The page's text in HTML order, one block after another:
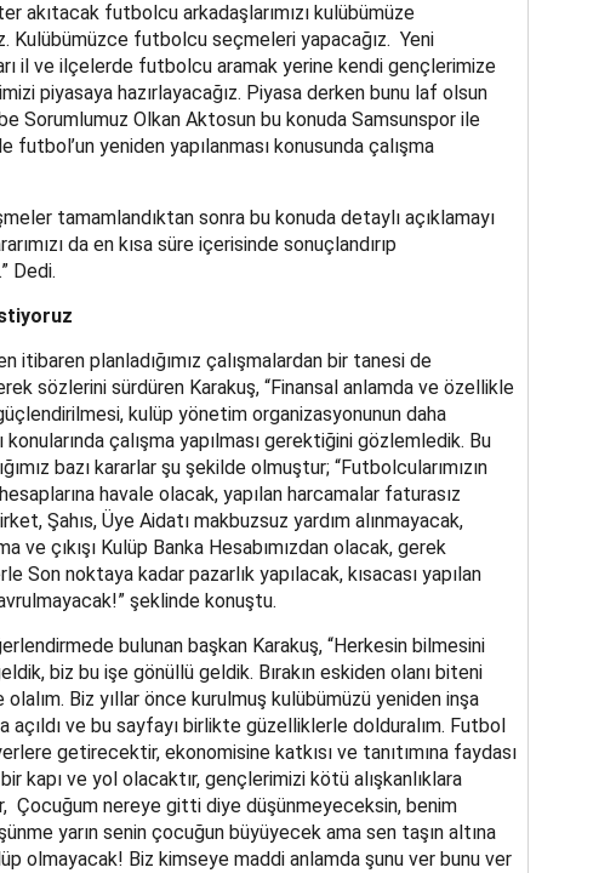
akıtacak futbolcu arkadaşlarımızı kulübümüze
Kulübümüzce futbolcu seçmeleri yapacağız. Yeni
il ve ilçelerde futbolcu aramak yerine kendi gençlerimize
piyasaya hazırlayacağız. Piyasa derken bunu laf olsun
Sorumlumuz Olkan Aktosun bu konuda Samsunspor ile
yeniden yapılanması konusunda çalışma
tamamlandıktan sonra bu konuda detaylı açıklamayı
da en kısa süre içerisinde sonuçlandırıp
Dedi.
itibaren planladığımız çalışmalardan bir tanesi de
sözlerini sürdüren Karakuş, “Finansal anlamda ve özellikle
kulüp yönetim organizasyonunun daha
çalışma yapılması gerektiğini gözlemledik. Bu
bazı kararlar şu şekilde olmuştur; “Futbolcularımızın
havale olacak, yapılan harcamalar faturasız
Şahıs, Üye Aidatı makbuzsuz yardım alınmayacak,
ve çıkışı Kulüp Banka Hesabımızdan olacak, gerek
Son noktaya kadar pazarlık yapılacak, kısacası yapılan
şeklinde konuştu.
bulunan başkan Karakuş, “Herkesin bilmesini
biz bu işe gönüllü geldik. Bırakın eskiden olanı biteni
Biz yıllar önce kurulmuş kulübümüzü yeniden inşa
ve bu sayfayı birlikte güzelliklerle dolduralım. Futbol
getirecektir, ekonomisine katkısı ve tanıtımına faydası
kapı ve yol olacaktır, gençlerimizi kötü alışkanlıklara
Çocuğum nereye gitti diye düşünmeyeceksin, benim
yarın senin çocuğun büyüyecek ama sen taşın altına
olmayacak! Biz kimseye maddi anlamda şunu ver bunu ver